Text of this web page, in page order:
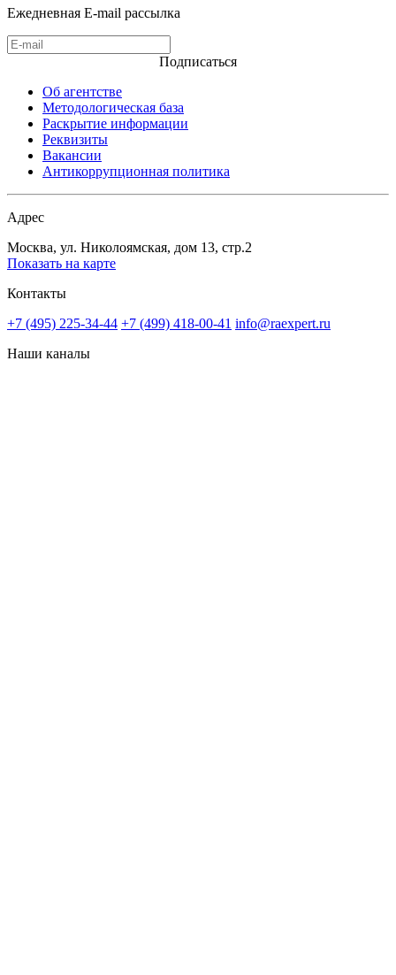
Ежедневная E-mail рассылка
Подписаться
Об агентстве
Методологическая база
Раскрытие информации
Реквизиты
Вакансии
Антикоррупционная политика
Адрес
Москва, ул. Николоямская, дом 13, стр.2
Показать на карте
Контакты
+7 (495) 225-34-44 +7 (499) 418-00-41 info@raexpert.ru
Наши каналы